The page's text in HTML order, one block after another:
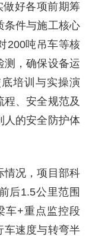
做好各项前期筹
条件与施工核心
200吨吊车等核
测，确保设备运
培训与实操演
、安全规范及
人的安全防护体
情况，项目部科
后1.5公里范围
车+重点监控段
车速度与转弯半